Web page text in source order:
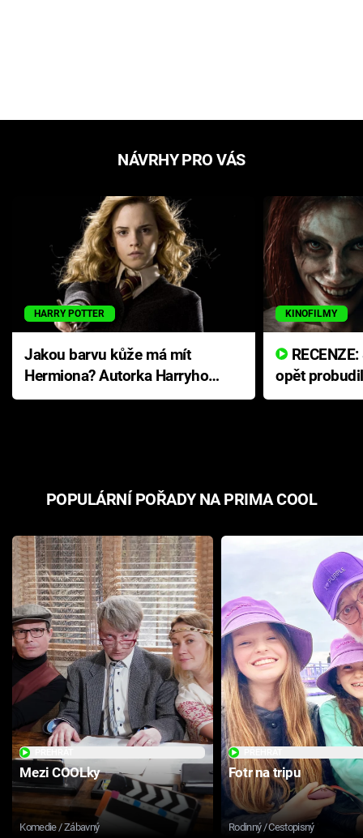
NÁVRHY PRO VÁS
HARRY POTTER
Jakou barvu kůže má mít
Hermiona? Autorka Harryho
Pottera přišla s ráznou
KINOFILMY
opět
přichází s
POPULÁRNÍ POŘADY NA PRIMA COOL
Mezi COOLky
Komedie / Zábavný
Fotr na tripu
Rodinný / Cestopisný